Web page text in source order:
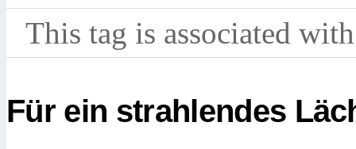
This tag is associated
Für ein strahlendes